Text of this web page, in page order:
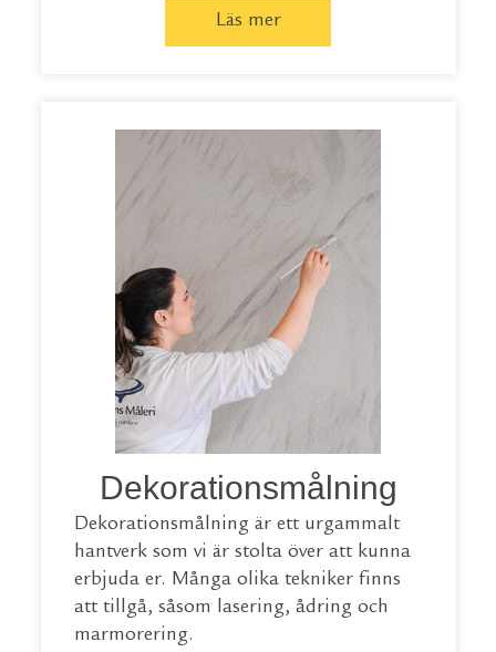
Läs mer
Dekorationsmålning
Dekorationsmålning är ett urgammalt
hantverk som vi är stolta över att kunna
erbjuda er. Många olika tekniker finns
att tillgå, såsom lasering, ådring och
marmorering.